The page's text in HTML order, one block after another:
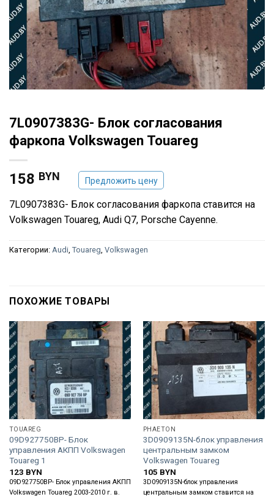
7L0907383G- Блок согласования
фаркопа Volkswagen Touareg
158 BYN Предложить цену
7L0907383G- Блок согласования фаркопа ставится на
Volkswagen Touareg, Audi Q7, Porsche Cayenne.
Категории: Audi Touareg Volkswagen
ПОХОЖИЕ ТОВАРЫ
TOUAREG
09D927750BP- Блок
управления АКПП Volkswagen
Touareg 1
123 BYN
09D927750BP- Блок управления АКПП
Volkswagen Touareg 2003-2010 г. в.
PHAETON
3D0909135N-блок управления
центральным замком
Volkswagen Touareg
105 BYN
3D0909135N-блок управления
центральным замком ставится на